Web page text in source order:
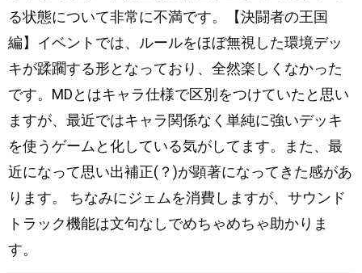
る状態について非常に不満です。【決闘者の王国
編】イベントでは、ルールをほぼ無視した環境デッ
キが蹂躙する形となっており、全然楽しくなかった
です。MDとはキャラ仕様で区別をつけていたと思い
ますが、最近ではキャラ関係なく単純に強いデッキ
を使うゲームと化している気がしてます。また、最
近になって思い出補正(？)が顕著になってきた感があ
ります。 ちなみにジェムを消費しますが、サウンド
トラック機能は文句なしでめちゃめちゃ助かりま
す。